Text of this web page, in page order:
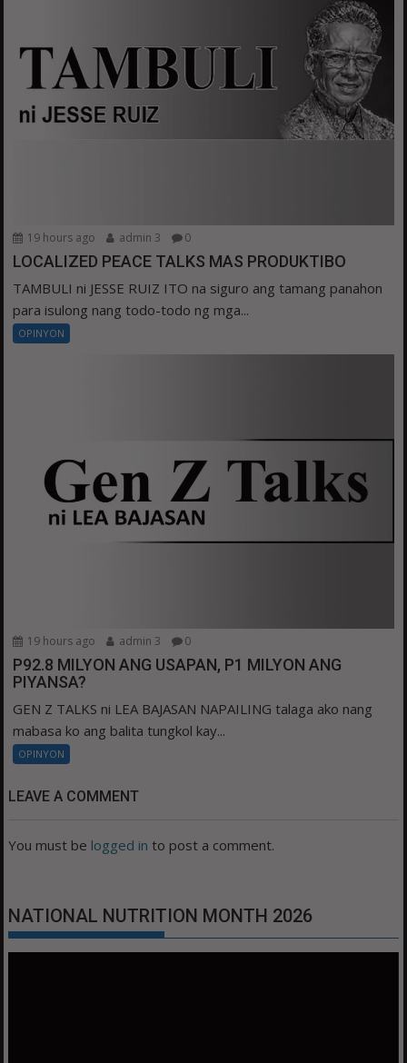
19 hours ago admin 3 0
LOCALIZED PEACE TALKS MAS PRODUKTIBO
TAMBULI ni JESSE RUIZ ITO na siguro ang tamang panahon
para isulong nang todo-todo ng mga...
OPINYON
19 hours ago admin 3 0
P92.8 MILYON ANG USAPAN, P1 MILYON ANG
PIYANSA?
GEN Z TALKS ni LEA BAJASAN NAPAILING talaga ako nang
mabasa ko ang balita tungkol kay...
OPINYON
LEAVE A COMMENT
You must be logged in to post a comment.
NATIONAL NUTRITION MONTH 2026